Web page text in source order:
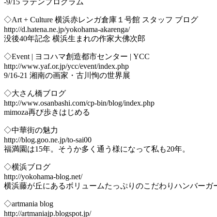
-9/15 ラテンプログラム
◇Art + Culture 横浜赤レンガ倉庫１号館 スタッフ ブログ
http://d.hatena.ne.jp/yokohama-akarenga/
没後40年記念 横浜生まれの作家大佛次郎
◇Event | ヨコハマ創造都市センター | YCC
http://www.yaf.or.jp/ycc/event/index.php
9/16-21 湘南の画家・古川恂の世界展
◇大さん橋ブログ
http://www.osanbashi.com/cp-bin/blog/index.php
mimoza再び歩きはじめる
◇中華街の魅力
http://blog.goo.ne.jp/to-sai00
福満園は15年。そうか多く通う様になって私も20年。
◇横浜ブログ
http://yokohama-blog.net/
横浜藤が丘にあるボリュームたっぷりのこだわりハンバーガ
◇artmania blog
http://artmaniajp.blogspot.jp/